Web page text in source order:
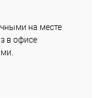
на месте
в офисе